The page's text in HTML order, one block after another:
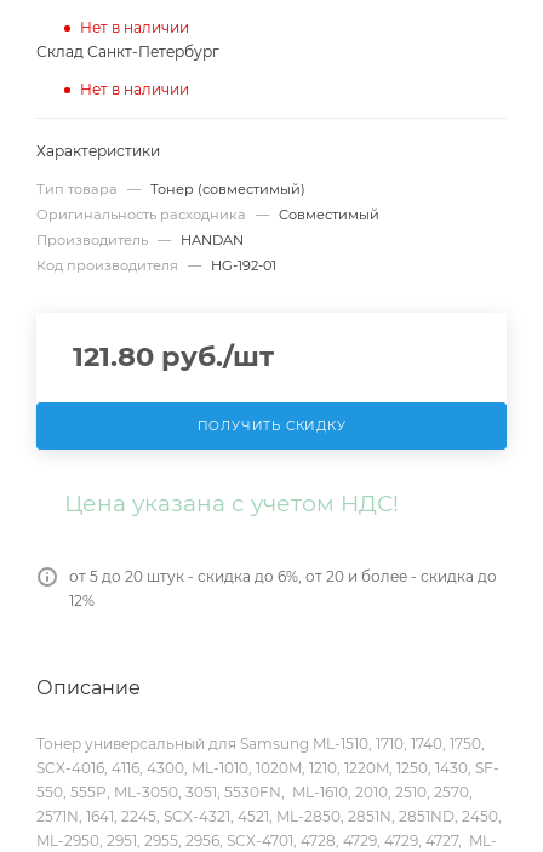
Нет в наличии
Склад Санкт-Петербург
Нет в наличии
Характеристики
Тип товара — Тонер (совместимый)
Оригинальность расходника
— Совместимый
Производитель —
HANDAN
Код производителя
— HG-192-01
121.80 руб./шт
ПОЛУЧИТЬ СКИДКУ
Цена указана с учетом НДС!
от 5 до 20 штук - скидка до 6%, от 20 и более - скидка до
12%
Описание
Тонер универсальный для Samsung ML-1510, 1710, 1740, 1750,
SCX-4016, 4116, 4300, ML-1010, 1020M, 1210, 1220M, 1250, 1430, SF-
550, 555P, ML-3050, 3051, 5530FN, ML-1610, 2010, 2510, 2570,
2571N, 1641, 2245, SCX-4321, 4521, ML-2850, 2851N, 2851ND, 2450,
ML-2950, 2951, 2955, 2956, SCX-4701, 4728, 4729, 4729, 4727, ML-